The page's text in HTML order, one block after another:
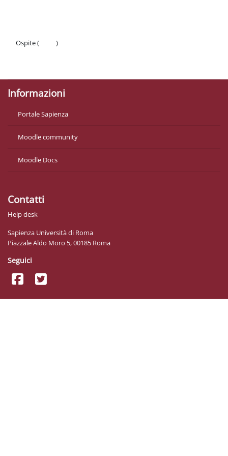
Ospite (
)
Informazioni
Portale Sapienza
Moodle community
Moodle Docs
Contatti
Help desk
Sapienza Università di Roma
Piazzale Aldo Moro 5, 00185 Roma
Seguici